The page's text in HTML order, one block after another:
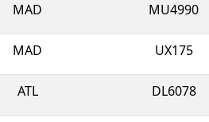
MAD MU4990
MAD UX175
ATL DL6078